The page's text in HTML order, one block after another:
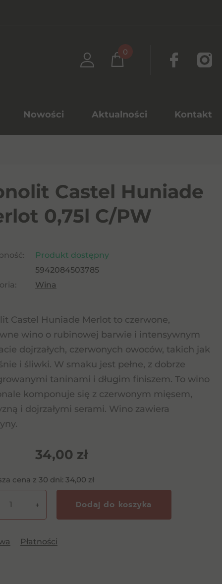
0
Nowości Aktualności Kontakt
Castel Huniade
0,75l C/PW
Produkt dostępny
5942084503785
Wina
Castel Huniade Merlot to czerwone,
wino o rubinowej barwie i intensywnym
dojrzałych, czerwonych owoców, takich jak
i śliwki. W smaku jest pełne, z dobrze
taninami i długim finiszem. To wino
komponuje się z czerwonym mięsem,
i dojrzałymi serami. Wino zawiera
34,00 zł
cena z 30 dni: 34,00 zł
+ Dodaj do koszyka
Płatności